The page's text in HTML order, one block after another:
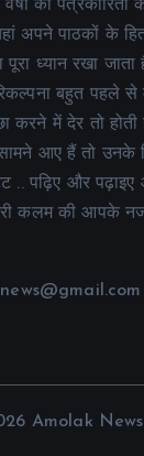
का पत्रकारिता
अपने पाठकों के
ध्यान रखा जाता
बहुत पहले से
करने में देर तो होती
आए हैं तो उनके
.. पढ़िए और पढ़ाइए
कलम की आपके
Amolak